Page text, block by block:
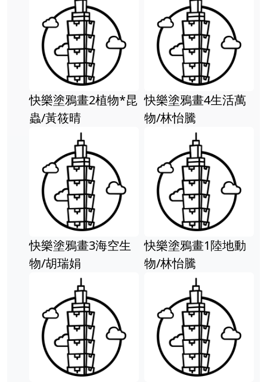
快樂塗鴉畫2植物*昆
蟲/黃筱晴
快樂塗鴉畫4生活萬
物/林怡騰
快樂塗鴉畫3海空生
物/胡瑞娟
快樂塗鴉畫1陸地動
物/林怡騰